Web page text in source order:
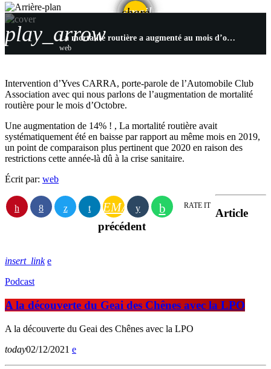
share
email
play_arrow La mortalité routière a augmenté au mois d’octobre. Un mois exceptionnel ou une tendance ?
web
Intervention d’Yves CARRA, porte-parole de l’Automobile Club
Association avec qui nous parlons de l’augmentation de mortalité
routière pour le mois d’Octobre.
Une augmentation de 14% ! , La mortalité routière avait
systématiquement été en baisse par rapport au même mois en 2019,
un point de comparaison plus pertinent que 2020 en raison des
restrictions cette année-là dû à la crise sanitaire.
Écrit par: web
EMAIL RATE IT
Article
précédent
insert_link
Podcast
A la découverte du Geai des Chênes avec la LPO
A la découverte du Geai des Chênes avec la LPO
today02/12/2021